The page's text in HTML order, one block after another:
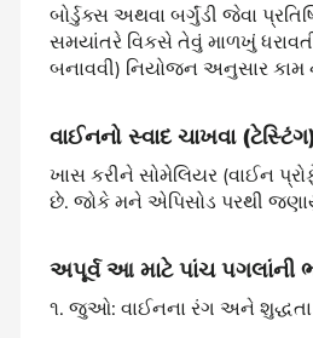
બોર્ડુક્સ અથવા બર્ગુંડી જેવા
સમયાંતરે વિકસે તેવું માળખું
બનાવવી) નિયોજન અનુસાર કામ
વાઈનનો સ્વાદ ચાખવા
ખાસ કરીને સોમેલિયર (વાઈન
છે. જોકે મને એપિસોડ પરથી
અપૂર્વ આ માટે પાંચ પગલાંની
૧. જુઓ: વાઈનના રંગ અને